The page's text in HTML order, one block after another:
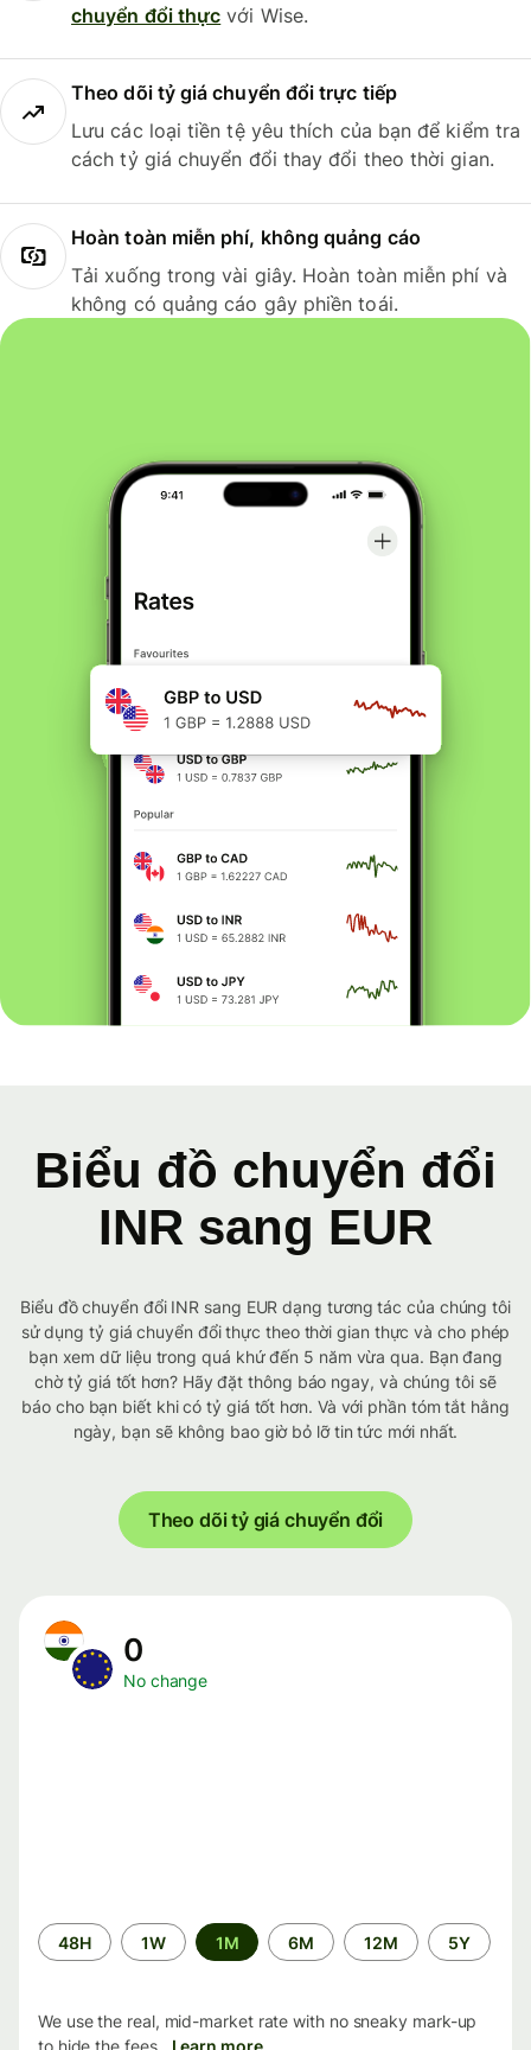
chuyển đổi thực với Wise.
Theo dõi tỷ giá chuyển đổi trực tiếp
Lưu các loại tiền tệ yêu thích của bạn để kiểm tra
cách tỷ giá chuyển đổi thay đổi theo thời gian.
Hoàn toàn miễn phí, không quảng cáo
Tải xuống trong vài giây. Hoàn toàn miễn phí và
không có quảng cáo gây phiền toái.
Biểu đồ chuyển đổi
INR sang EUR
Biểu đồ chuyển đổi INR sang EUR dạng tương tác của chúng tôi
sử dụng tỷ giá chuyển đổi thực theo thời gian thực và cho phép
bạn xem dữ liệu trong quá khứ đến 5 năm vừa qua. Bạn đang
chờ tỷ giá tốt hơn? Hãy đặt thông báo ngay, và chúng tôi sẽ
báo cho bạn biết khi có tỷ giá tốt hơn. Và với phần tóm tắt hằng
ngày, bạn sẽ không bao giờ bỏ lỡ tin tức mới nhất.
Theo dõi tỷ giá chuyển đổi
0
No change
Time
period
48H 1W 1M 6M 12M 5Y
We use the real, mid-market rate with no sneaky mark-up